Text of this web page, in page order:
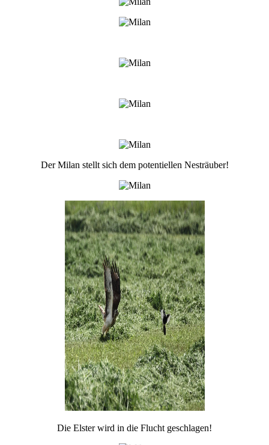
Der Milan stellt sich dem potentiellen Nesträuber!
Die Elster wird in die Flucht geschlagen!